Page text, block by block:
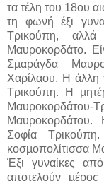
τα τέλη του 18ου
τη φωνή έξι
Τρικούπη,
Μαυροκορδάτο.
Σµαράγδα
Χαρίλαου. H άλλη
Τρικούπη. H
Μαυροκορδάτου-
Μαυροκορδάτου.
Σοφία
κοσµοπολίτισσα
Έξι γυναίκες
αποτελούν